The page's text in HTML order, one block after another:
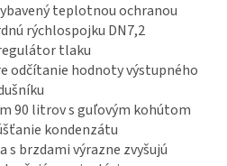
teplotnou ochranou
rýchlospojku DN7,2
tlaku
odčítanie hodnoty výstupného
90 litrov s guľovým kohútom
kondenzátu
s brzdami výrazne zvyšujú